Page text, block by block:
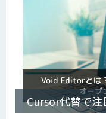
Cursor代替で注